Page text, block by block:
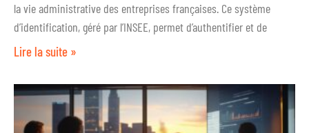
la vie administrative des entreprises françaises. Ce système
d’identification, géré par l’INSEE, permet d’authentifier et de
Lire la suite »